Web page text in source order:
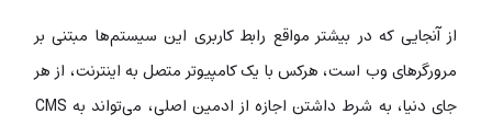
از آنجایی که در بیشتر مواقع رابط کاربری این سیستم‌ها مبتنی بر
مرورگرهای وب است، هرکس با یک کامپیوتر متصل به اینترنت، از هر
جای دنیا، به شرط داشتن اجازه از ادمین اصلی، می‌تواند به CMS